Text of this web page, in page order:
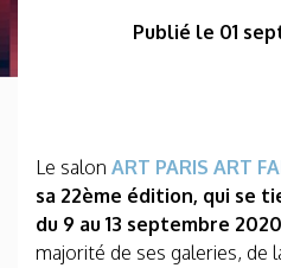
Publié le 01
Le salon ART PARIS ART
sa 22ème édition, qui se
du 9 au 13 septembre 2020
majorité de ses galeries, de